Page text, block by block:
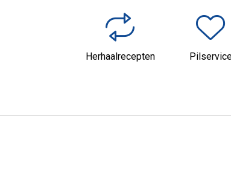
Herhaalrecepten